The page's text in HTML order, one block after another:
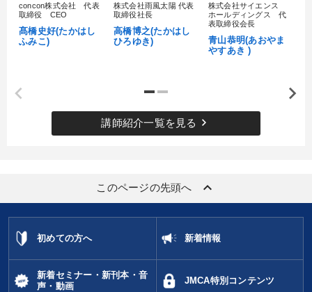
concon株式会社 代表
取締役 CEO
髙橋史好(たかはし
ふみこ)
株式会社雨風太陽 代表
取締役社長
高橋博之(たかはし
ひろゆき)
株式会社サイエンス
ホールディングス 代
表取締役会長
青山恭明(あおやま
やすあき )
講師紹介一覧を見る keyboard_arrow_right
このページの先頭へ keyboard_arrow_up
初めての方へ 新着情報
新着セミナー・新刊本・音
声・動画
JMCA特別コンテンツ